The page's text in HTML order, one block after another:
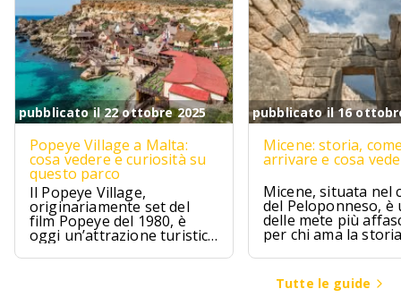
pubblicato il 22 ottobre 2025
Popeye Village a Malta:
cosa vedere e curiosità su
questo parco
Il Popeye Village,
originariamente set del
film Popeye del 1980, è
oggi un’attrazione turistica
ad Anchor Bay, Malta.
pubblicato il 16
Micene: storia,
arrivare e cosa
Micene, situata nel
del Peloponneso, è
delle mete più
per chi ama la
l’archeologia.
Tutte le guide